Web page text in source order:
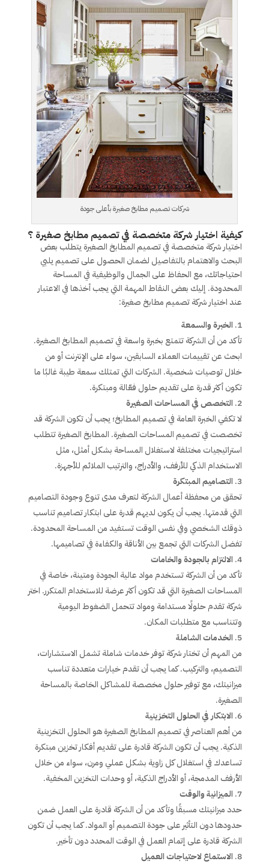
شركات تصميم مطابخ صغيرة بأعلى جودة
كيفية اختيار شركة متخصصة في تصميم مطابخ صغيرة ؟
اختيار شركة متخصصة في تصميم المطابخ الصغيرة يتطلب بعض
البحث والاهتمام بالتفاصيل لضمان الحصول على تصميم يلبي
احتياجاتك، مع الحفاظ على الجمال والوظيفية في المساحة
المحدودة. إليك بعض النقاط المهمة التي يجب أخذها في الاعتبار
عند اختيار شركة تصميم مطابخ صغيرة:
الخبرة والسمعة
تأكد من أن الشركة تتمتع بخبرة واسعة في تصميم المطابخ الصغيرة.
ابحث عن تقييمات العملاء السابقين، سواء على الإنترنت أو من
خلال توصيات شخصية. الشركات التي تمتلك سمعة طيبة غالبًا ما
تكون أكثر قدرة على تقديم حلول فعّالة ومبتكرة.
التخصص في المساحات الصغيرة
لا تكفي الخبرة العامة في تصميم المطابخ؛ يجب أن تكون الشركة قد
تخصصت في تصميم المساحات الصغيرة. المطابخ الصغيرة تتطلب
استراتيجيات مختلفة لاستغلال المساحة بشكل أمثل، مثل
الاستخدام الذكي للأرفف، والأدراج، والترتيب الملائم للأجهزة.
التصاميم المبتكرة
تحقق من محفظة أعمال الشركة لتعرف مدى تنوع وجودة التصاميم
التي قدمتها. يجب أن يكون لديهم قدرة على ابتكار تصاميم تناسب
ذوقك الشخصي وفي نفس الوقت تستفيد من المساحة المحدودة.
تفضل الشركات التي تجمع بين الأناقة والكفاءة في تصاميمها.
الالتزام بالجودة والخامات
تأكد من أن الشركة تستخدم مواد عالية الجودة ومتينة، خاصة في
المساحات الصغيرة التي قد تكون أكثر عرضة للاستخدام المتكرر. اختر
شركة تقدم حلولًا مستدامة ومواد تتحمل الضغوط اليومية
وتتناسب مع متطلبات المكان.
الخدمات الشاملة
من المهم أن تختار شركة توفر خدمات شاملة تشمل الاستشارات،
التصميم، والتركيب. كما يجب أن تقدم خيارات متعددة تناسب
ميزانيتك، مع توفير حلول مخصصة للمشاكل الخاصة بالمساحة
الصغيرة.
الابتكار في الحلول التخزينية
من أهم العناصر في تصميم المطابخ الصغيرة هو الحلول التخزينية
الذكية. يجب أن تكون الشركة قادرة على تقديم أفكار تخزين مبتكرة
تساعدك في استغلال كل زاوية بشكل عملي ومرن، سواء من خلال
الأرفف المدمجة، أو الأدراج الذكية، أو وحدات التخزين المخفية.
الميزانية والوقت
حدد ميزانيتك مسبقًا وتأكد من أن الشركة قادرة على العمل ضمن
حدودها دون التأثير على جودة التصميم أو المواد. كما يجب أن تكون
الشركة قادرة على إتمام العمل في الوقت المحدد دون تأخير.
الاستماع لاحتياجات العميل